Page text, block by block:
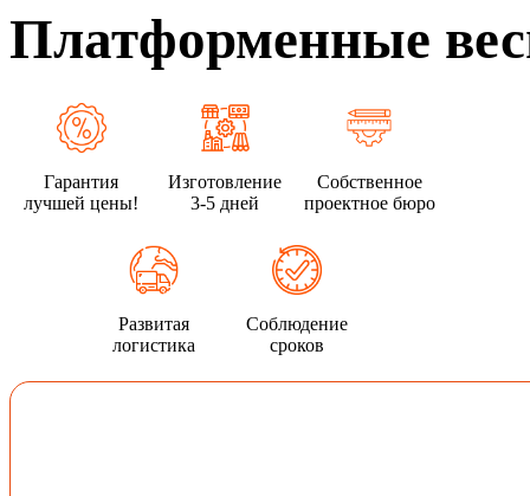
Платформенные
Гарантия
лучшей цены!
Изготовление
3-5 дней
Собственное
проектное бюро
Развитая
логистика
Соблюдение
сроков